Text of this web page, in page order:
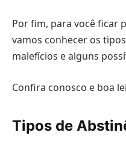
Por fim, para você ficar
vamos conhecer os
malefícios e alguns
Confira conosco e boa
Tipos de